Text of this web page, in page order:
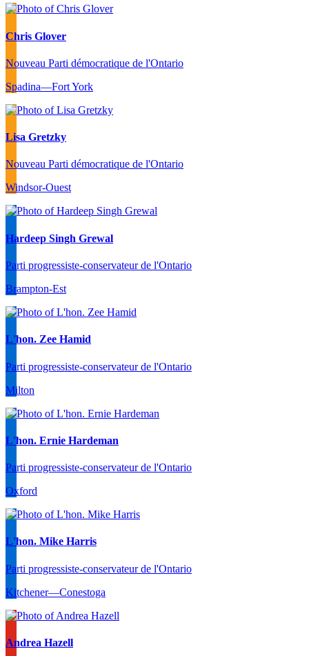
Chris Glover
Nouveau Parti démocratique de l'Ontario
Spadina—Fort York
Lisa Gretzky
Nouveau Parti démocratique de l'Ontario
Windsor-Ouest
Hardeep Singh Grewal
Parti progressiste-conservateur de l'Ontario
Brampton-Est
L'hon. Zee Hamid
Parti progressiste-conservateur de l'Ontario
Milton
L'hon. Ernie Hardeman
Parti progressiste-conservateur de l'Ontario
Oxford
L'hon. Mike Harris
Parti progressiste-conservateur de l'Ontario
Kitchener—Conestoga
Andrea Hazell